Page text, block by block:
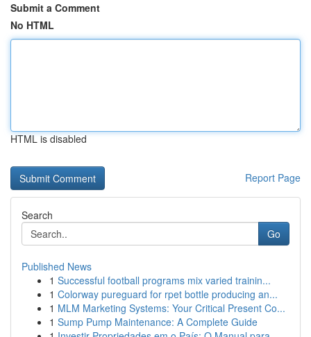
Submit a Comment
No HTML
HTML is disabled
Report Page
Search
Go
Published News
1 Successful football programs mix varied trainin...
1 Colorway pureguard for rpet bottle producing an...
1 MLM Marketing Systems: Your Critical Present Co...
1 Sump Pump Maintenance: A Complete Guide